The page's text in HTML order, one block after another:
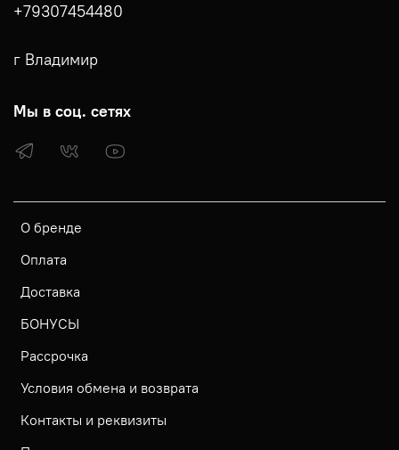
О бренде
Оплата
Доставка
БОНУСЫ
Рассрочка
Условия обмена и возврата
Контакты и реквизиты
+79307454480
г Владимир
Мы в соц. сетях